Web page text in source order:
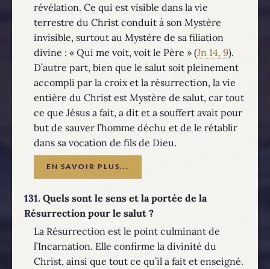
révélation. Ce qui est visible dans la vie
terrestre du Christ conduit à son Mystère
invisible, surtout au Mystère de sa filiation
divine : « Qui me voit, voit le Père » (Jn 14, 9).
D’autre part, bien que le salut soit pleinement
accompli par la croix et la résurrection, la vie
entière du Christ est Mystère de salut, car tout
ce que Jésus a fait, a dit et a souffert avait pour
but de sauver l’homme déchu et de le rétablir
dans sa vocation de fils de Dieu.
EN SAVOIR PLUS...
131. Quels sont le sens et la portée de la
Résurrection pour le salut ?
La Résurrection est le point culminant de
l’Incarnation. Elle confirme la divinité du
Christ, ainsi que tout ce qu’il a fait et enseigné.